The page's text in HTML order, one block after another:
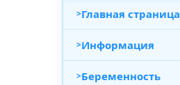
Главная страница
Информация
Беременность